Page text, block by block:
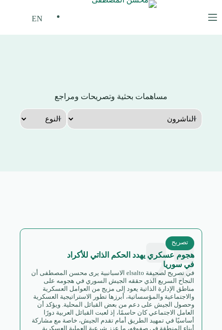
إلى
المحتوى
EN
مساهمات بحثية وتصريحات ومراجع
هجوم عسكري يهدد الحكم الذاتي للأكراد
في سوريا
تصريح
في تصريح لصحيفة elsalto الاسبانبية يرى محسن المصطفى أن
النجاح السريع الذي حققه الجيش السوري في هجومه على
مناطق الإدارة الذاتية يعود إلى مزيج من العوامل العسكرية
والاجتماعية والمؤسساتية، أبرزها تطور الاستراتيجية العسكرية
وحصول الجيش على دعم من بعض القبائل المحلية. ويؤكد أن
العامل الاجتماعي كان حاسمًا، إذ لعبت القبائل العربية دورًا
أساسيًا في تمهيد الطريق أمام تقدم الجيش، خاصة مع مشاركة
أبناء المنطقة في صفوفه، ما عزز شرعية العملية العسكرية